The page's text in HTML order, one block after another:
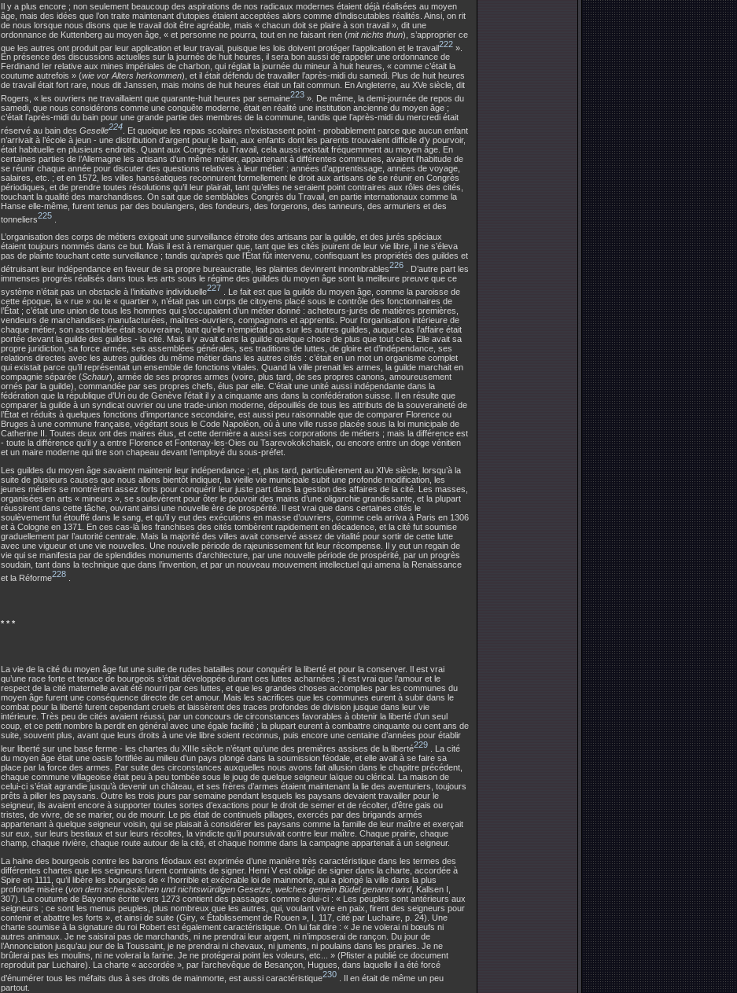
Il y a plus encore ; non seulement beaucoup des aspirations de nos radicaux modernes étaient déjà réalisées au moyen
âge, mais des idées que l’on traite maintenant d’utopies étaient acceptées alors comme d’indiscutables réalités. Ainsi, on rit
de nous lorsque nous disons que le travail doit être agréable, mais « chacun doit se plaire à son travail », dit une
ordonnance de Kuttenberg au moyen âge, « et personne ne pourra, tout en ne faisant rien (mit nichts thun), s’approprier ce
que les autres ont produit par leur application et leur travail, puisque les lois doivent protéger l’application et le travail222 ».
En présence des discussions actuelles sur la journée de huit heures, il sera bon aussi de rappeler une ordonnance de
Ferdinand Ier relative aux mines impériales de charbon, qui réglait la journée du mineur à huit heures, « comme c’était la
coutume autrefois » (wie vor Alters herkommen), et il était défendu de travailler l’après-midi du samedi. Plus de huit heures
de travail était fort rare, nous dit Janssen, mais moins de huit heures était un fait commun. En Angleterre, au XVe siècle, dit
Rogers, « les ouvriers ne travaillaient que quarante-huit heures par semaine223 ». De même, la demi-journée de repos du
samedi, que nous considérons comme une conquête moderne, était en réalité une institution ancienne du moyen âge ;
c’était l’après-midi du bain pour une grande partie des membres de la commune, tandis que l’après-midi du mercredi était
réservé au bain des Geselle224 . Et quoique les repas scolaires n’existassent point - probablement parce que aucun enfant
n’arrivait à l’école à jeun - une distribution d’argent pour le bain, aux enfants dont les parents trouvaient difficile d’y pourvoir,
était habituelle en plusieurs endroits. Quant aux Congrès du Travail, cela aussi existait fréquemment au moyen âge. En
certaines parties de l’Allemagne les artisans d’un même métier, appartenant à différentes communes, avaient l’habitude de
se réunir chaque année pour discuter des questions relatives à leur métier : années d’apprentissage, années de voyage,
salaires, etc. ; et en 1572, les villes hanséatiques reconnurent formellement le droit aux artisans de se réunir en Congrès
périodiques, et de prendre toutes résolutions qu’il leur plairait, tant qu’elles ne seraient point contraires aux rôles des cités,
touchant la qualité des marchandises. On sait que de semblables Congrès du Travail, en partie internationaux comme la
Hanse elle-même, furent tenus par des boulangers, des fondeurs, des forgerons, des tanneurs, des armuriers et des
tonneliers225
L’organisation des corps de métiers exigeait une surveillance étroite des artisans par la guilde, et des jurés spéciaux
étaient toujours nommés dans ce but. Mais il est à remarquer que, tant que les cités jouirent de leur vie libre, il ne s’éleva
pas de plainte touchant cette surveillance ; tandis qu’après que l’État fût intervenu, confisquant les propriétés des guildes et
détruisant leur indépendance en faveur de sa propre bureaucratie, les plaintes devinrent innombrables226 . D’autre part les
immenses progrès réalisés dans tous les arts sous le régime des guildes du moyen âge sont la meilleure preuve que ce
système n’était pas un obstacle à l’initiative individuelle227 . Le fait est que la guilde du moyen âge, comme la paroisse de
cette époque, la « rue » ou le « quartier », n’était pas un corps de citoyens placé sous le contrôle des fonctionnaires de
l’État ; c’était une union de tous les hommes qui s’occupaient d’un métier donné : acheteurs-jurés de matières premières,
vendeurs de marchandises manufacturées, maîtres-ouvriers, compagnons et apprentis. Pour l’organisation intérieure de
chaque métier, son assemblée était souveraine, tant qu’elle n’empiétait pas sur les autres guildes, auquel cas l’affaire était
portée devant la guilde des guildes - la cité. Mais il y avait dans la guilde quelque chose de plus que tout cela. Elle avait sa
propre juridiction, sa force armée, ses assemblées générales, ses traditions de luttes, de gloire et d’indépendance, ses
relations directes avec les autres guildes du même métier dans les autres cités : c’était en un mot un organisme complet
qui existait parce qu’il représentait un ensemble de fonctions vitales. Quand la ville prenait les armes, la guilde marchait en
compagnie séparée (Schaur), armée de ses propres armes (voire, plus tard, de ses propres canons, amoureusement
ornés par la guilde), commandée par ses propres chefs, élus par elle. C’était une unité aussi indépendante dans la
fédération que la république d’Uri ou de Genève l’était il y a cinquante ans dans la confédération suisse. Il en résulte que
comparer la guilde à un syndicat ouvrier ou une trade-union moderne, dépouillés de tous les attributs de la souveraineté de
l’État et réduits à quelques fonctions d’importance secondaire, est aussi peu raisonnable que de comparer Florence ou
Bruges à une commune française, végétant sous le Code Napoléon, où à une ville russe placée sous la loi municipale de
Catherine II. Toutes deux ont des maires élus, et cette dernière a aussi ses corporations de métiers ; mais la différence est
- toute la différence qu’il y a entre Florence et Fontenay-les-Oies ou Tsarevokokchaisk, ou encore entre un doge vénitien
et un maire moderne qui tire son chapeau devant l’employé du sous-préfet.
Les guildes du moyen âge savaient maintenir leur indépendance ; et, plus tard, particulièrement au XIVe siècle, lorsqu’à la
suite de plusieurs causes que nous allons bientôt indiquer, la vieille vie municipale subit une profonde modification, les
jeunes métiers se montrèrent assez forts pour conquérir leur juste part dans la gestion des affaires de la cité. Les masses,
organisées en arts « mineurs », se soulevèrent pour ôter le pouvoir des mains d’une oligarchie grandissante, et la plupart
réussirent dans cette tâche, ouvrant ainsi une nouvelle ère de prospérité. Il est vrai que dans certaines cités le
soulèvement fut étouffé dans le sang, et qu’il y eut des exécutions en masse d’ouvriers, comme cela arriva à Paris en 1306
et à Cologne en 1371. En ces cas-là les franchises des cités tombèrent rapidement en décadence, et la cité fut soumise
graduellement par l’autorité centrale. Mais la majorité des villes avait conservé assez de vitalité pour sortir de cette lutte
avec une vigueur et une vie nouvelles. Une nouvelle période de rajeunissement fut leur récompense. Il y eut un regain de
vie qui se manifesta par de splendides monuments d’architecture, par une nouvelle période de prospérité, par un progrès
soudain, tant dans la technique que dans l’invention, et par un nouveau mouvement intellectuel qui amena la Renaissance
et la Réforme228
* * *
La vie de la cité du moyen âge fut une suite de rudes batailles pour conquérir la liberté et pour la conserver. Il est vrai
qu’une race forte et tenace de bourgeois s’était développée durant ces luttes acharnées ; il est vrai que l’amour et le
respect de la cité maternelle avait été nourri par ces luttes, et que les grandes choses accomplies par les communes du
moyen âge furent une conséquence directe de cet amour. Mais les sacrifices que les communes eurent à subir dans le
combat pour la liberté furent cependant cruels et laissèrent des traces profondes de division jusque dans leur vie
intérieure. Très peu de cités avaient réussi, par un concours de circonstances favorables à obtenir la liberté d’un seul
coup, et ce petit nombre la perdit en général avec une égale facilité ; la plupart eurent à combattre cinquante ou cent ans de
suite, souvent plus, avant que leurs droits à une vie libre soient reconnus, puis encore une centaine d’années pour établir
leur liberté sur une base ferme - les chartes du XIIIe siècle n’étant qu’une des premières assises de la liberté229 . La cité
du moyen âge était une oasis fortifiée au milieu d’un pays plongé dans la soumission féodale, et elle avait à se faire sa
place par la force des armes. Par suite des circonstances auxquelles nous avons fait allusion dans le chapitre précédent,
chaque commune villageoise était peu à peu tombée sous le joug de quelque seigneur laïque ou clérical. La maison de
celui-ci s’était agrandie jusqu’à devenir un château, et ses frères d’armes étaient maintenant la lie des aventuriers, toujours
prêts à piller les paysans. Outre les trois jours par semaine pendant lesquels les paysans devaient travailler pour le
seigneur, ils avaient encore à supporter toutes sortes d’exactions pour le droit de semer et de récolter, d’être gais ou
tristes, de vivre, de se marier, ou de mourir. Le pis était de continuels pillages, exercés par des brigands armés
appartenant à quelque seigneur voisin, qui se plaisait à considérer les paysans comme la famille de leur maître et exerçait
sur eux, sur leurs bestiaux et sur leurs récoltes, la vindicte qu’il poursuivait contre leur maître. Chaque prairie, chaque
champ, chaque rivière, chaque route autour de la cité, et chaque homme dans la campagne appartenait à un seigneur.
La haine des bourgeois contre les barons féodaux est exprimée d’une manière très caractéristique dans les termes des
différentes chartes que les seigneurs furent contraints de signer. Henri V est obligé de signer dans la charte, accordée à
Spire en 1111, qu’il libère les bourgeois de « l’horrible et exécrable loi de mainmorte, qui a plongé la ville dans la plus
profonde misère (von dem scheusslichen und nichtswürdigen Gesetze, welches gemein Büdel genannt wird, Kallsen I,
307). La coutume de Bayonne écrite vers 1273 contient des passages comme celui-ci : « Les peuples sont antérieurs aux
seigneurs ; ce sont les menus peuples, plus nombreux que les autres, qui, voulant vivre en paix, firent des seigneurs pour
contenir et abattre les forts », et ainsi de suite (Giry, « Établissement de Rouen », I, 117, cité par Luchaire, p. 24). Une
charte soumise à la signature du roi Robert est également caractéristique. On lui fait dire : « Je ne volerai ni bœufs ni
autres animaux. Je ne saisirai pas de marchands, ni ne prendrai leur argent, ni n’imposerai de rançon. Du jour de
l’Annonciation jusqu’au jour de la Toussaint, je ne prendrai ni chevaux, ni juments, ni poulains dans les prairies. Je ne
brûlerai pas les moulins, ni ne volerai la farine. Je ne protégerai point les voleurs, etc... » (Pfister a publié ce document
reproduit par Luchaire). La charte « accordée », par l’archevêque de Besançon, Hugues, dans laquelle il a été forcé
d’énumérer tous les méfaits dus à ses droits de mainmorte, est aussi caractéristique230 . Il en était de même un peu
partout.